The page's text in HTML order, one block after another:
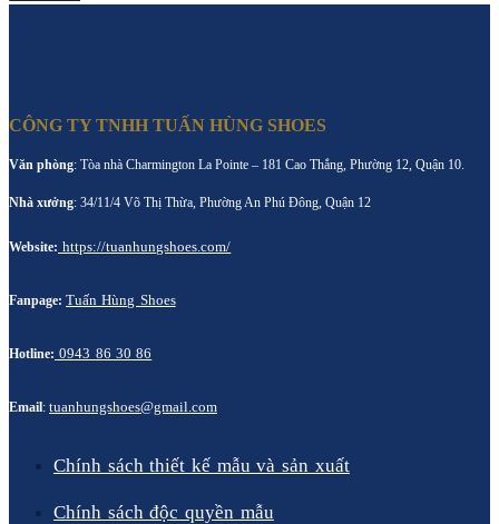
CÔNG TY TNHH TUẤN HÙNG SHOES
Văn phòng: Tòa nhà Charmington La Pointe – 181 Cao Thắng, Phường 12, Quận 10.
Nhà xưởng: 34/11/4 Võ Thị Thừa, Phường An Phú Đông, Quận 12
Website: https://tuanhungshoes.com/
Fanpage: Tuấn Hùng Shoes
Hotline: 0943 86 30 86
Email: tuanhungshoes@gmail.com
Chính sách thiết kế mẫu và sản xuất
Chính sách độc quyền mẫu